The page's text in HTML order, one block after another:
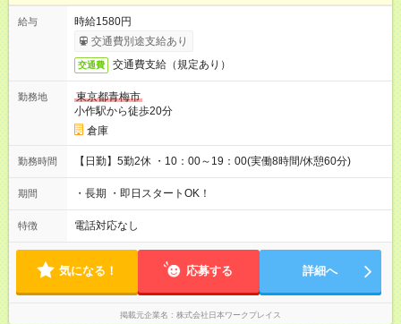
給与
時給1580円
交通費別途支給あり
交通費 交通費支給（規定あり）
勤務地
東京都青梅市
小作駅から徒歩20分
倉庫
勤務時間 【日勤】5勤2休 ・10：00～19：00(実働8時間/休憩60分)
期間 ・長期 ・即日スタートOK！
特徴 電話対応なし
気になる！ 応募する 詳細へ
掲載元企業名 株式会社日本ワークプレイス